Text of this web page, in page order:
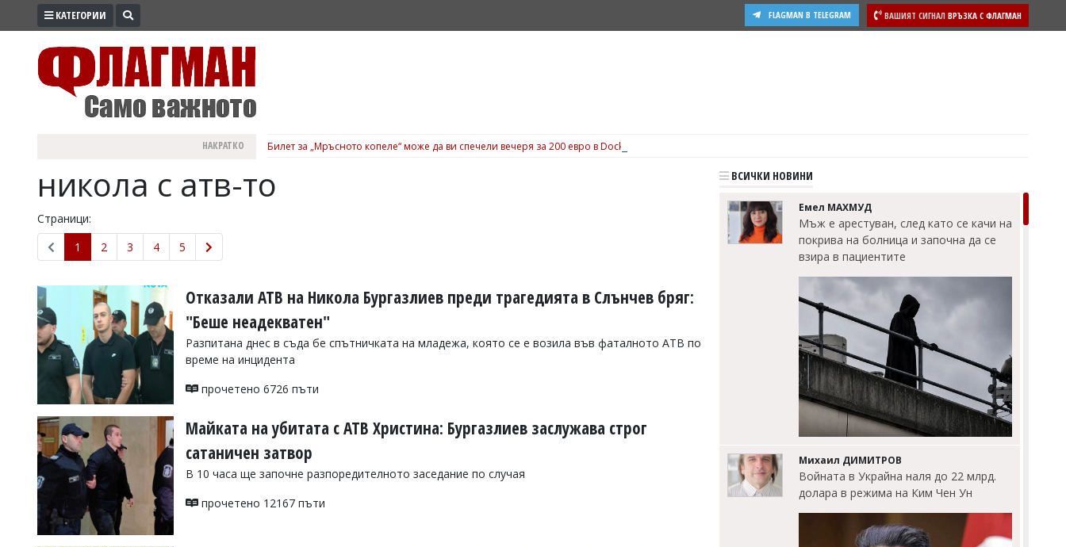
ПРОМО
ЗДРАВЕ
ПОЛИТИКА
ОБЩИНИ
ОБЩЕСТВО
ЛАЙФСТАЙЛ
ВОЙНАТА
УКРАЙНА
РАЗСЛЕДВАНЕ
БИЗНЕС
Управители:
Веселин
Василев,
КАТЕГОРИИ ВАШИЯТ СИГНАЛ ВРЪЗКА С ФЛАГМАН
FLAGMAN В TELEGRAM
НАКРАТКО Билет за „Мръсното копеле“ може да ви спечели вечеря за 200 евро в Dock 5, вижте подробности
никола с атв-то
Страници:
1
2 3 4 5
Отказали АТВ на Никола Бургазлиев преди трагедията в Слънчев бряг:
"Беше неадекватен"
Разпитана днес в съда бе спътничката на младежа, която се е возила във фаталното АТВ по
време на инцидента
прочетено 6726 пъти
Майката на убитата с АТВ Христина: Бургазлиев заслужава строг
сатаничен затвор
В 10 часа ще започне разпоредителното заседание по случая
прочетено 12167 пъти
ВСИЧКИ НОВИНИ
Емел МАХМУД
Мъж е арестуван, след като се качи на
покрива на болница и започна да се
взира в пациентите
Михаил ДИМИТРОВ
Войната в Украйна наля до 22 млрд.
долара в режима на Ким Чен Ун